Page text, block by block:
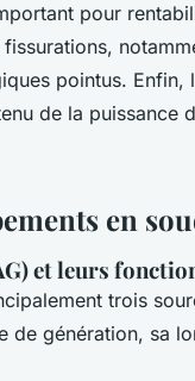
pour
pointus. Enfin,
de la puissance
en
et leurs
trois
de génération, sa